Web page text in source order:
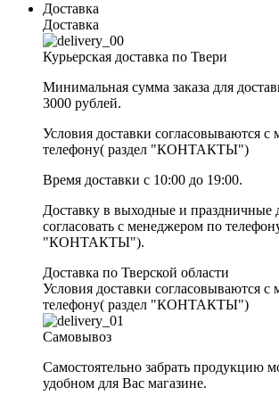
Доставка
Доставка
Курьерская доставка по Твери
Минимальная сумма заказа для
3000 рублей.
Условия доставки согласовываются
телефону( раздел "КОНТАКТЫ")
Время доставки с 10:00 до 19:00.
Доставку в выходные и праздничные
согласовать с менеджером по
"КОНТАКТЫ").
Доставка по Тверской области
Условия доставки согласовываются
телефону( раздел "КОНТАКТЫ")
Самовывоз
Самостоятельно забрать продукцию
удобном для Вас магазине.